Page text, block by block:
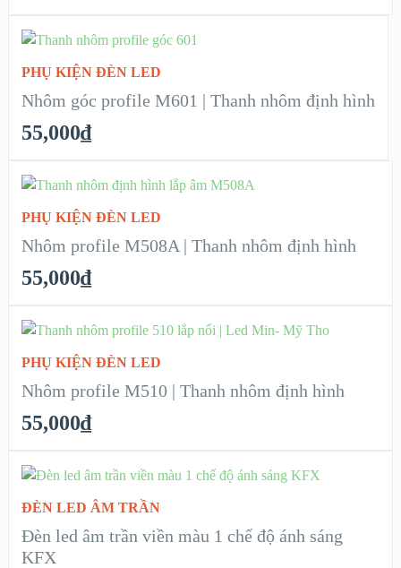
XEM NHANH
ADD TO CART
PHỤ KIỆN ĐÈN LED
Nhôm góc profile M601 | Thanh nhôm định hình
55,000₫
XEM NHANH
ADD TO CART
PHỤ KIỆN ĐÈN LED
Nhôm profile M508A | Thanh nhôm định hình
55,000₫
XEM NHANH
ADD TO CART
PHỤ KIỆN ĐÈN LED
Nhôm profile M510 | Thanh nhôm định hình
55,000₫
XEM NHANH
SELECT OPTIONS
ĐÈN LED ÂM TRẦN
Đèn led âm trần viền màu 1 chế độ ánh sáng
KFX